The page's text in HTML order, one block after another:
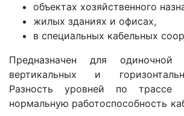
объектах хозяйственного
жилых зданиях и офисах,
в специальных кабельных
Предназначен для одиночной
вертикальных и
Разность уровней по
нормальную работоспособность